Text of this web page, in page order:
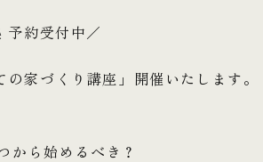
予約受付中／
家づくり講座」開催いたします。
から始めるべき？